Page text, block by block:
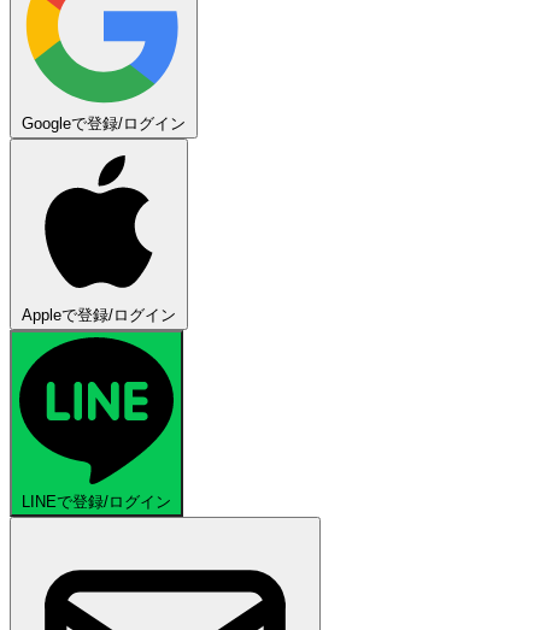
Googleで登録/ログイン
Appleで登録/ログイン
LINEで登録/ログイン